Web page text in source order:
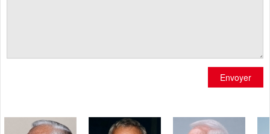
Envoyer